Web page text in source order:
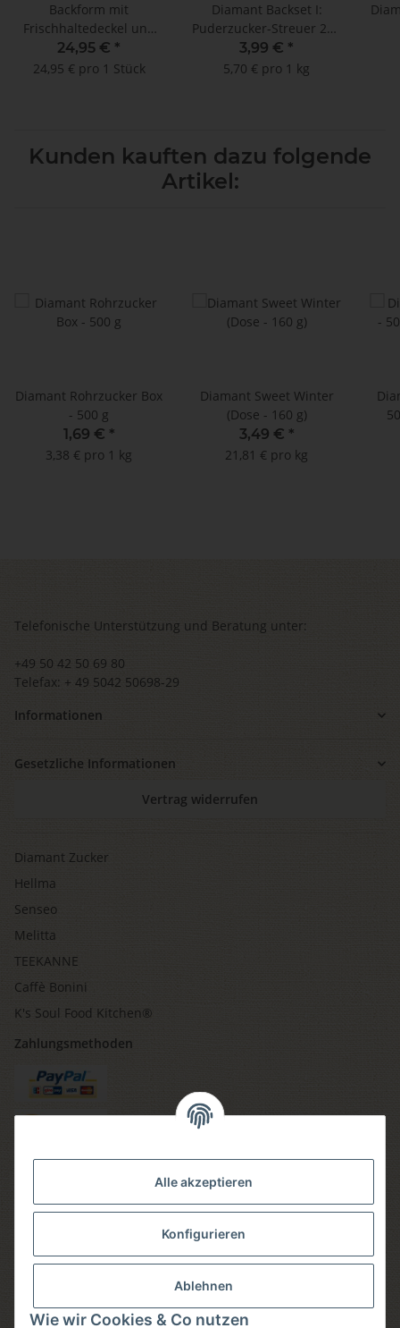
Alle akzeptieren
Konfigurieren
Ablehnen
Wie wir Cookies & Co nutzen
Backform mit
Frischhaltedeckel und
Tragegriff, rechteckig -
Johann Lafer
24,95 € *
24,95 € pro 1 Stück
Diamant Backset I:
Puderzucker-Streuer 250
g - Zimtzucker 200 g -
Glasurzucker 250 g
3,99 € *
5,70 € pro 1 kg
Kunden kauften dazu folgende
Artikel:
Diamant Rohrzucker Box
- 500 g
1,69 € *
3,38 € pro 1 kg
Diamant Sweet Winter
(Dose - 160 g)
3,49 € *
21,81 € pro kg
Telefonische Unterstützung und Beratung unter:
+49 50 42 50 69 80
Telefax: + 49 5042 50698-29
Informationen
Gesetzliche Informationen
Vertrag widerrufen
Diamant Zucker
Hellma
Senseo
Melitta
TEEKANNE
Caffè Bonini
K's Soul Food Kitchen®
Zahlungsmethoden
Versandmethoden